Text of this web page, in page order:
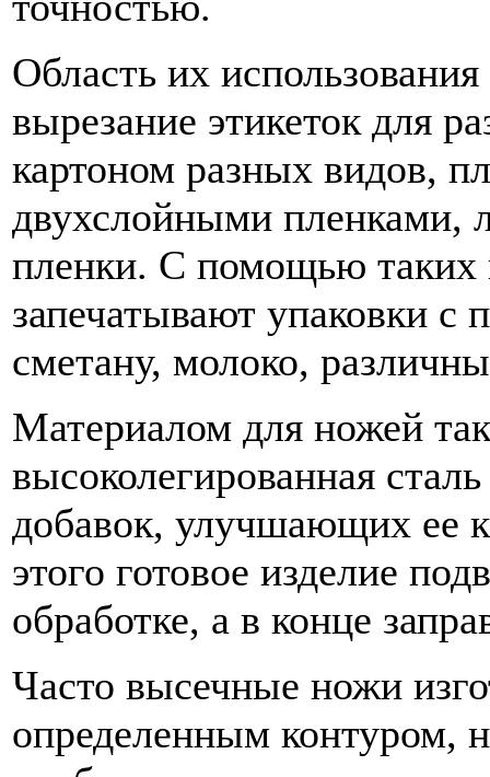
Область их
вырезание этикеток для
картоном разных видов,
двухслойными пленками,
пленки. С помощью таких
запечатывают упаковки с
сметану, молоко,
Материалом для ножей
высоколегированная
добавок, улучшающих ее
этого готовое изделие
обработке, а в конце
Часто высечные ножи
определенным контуром,